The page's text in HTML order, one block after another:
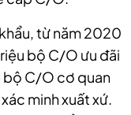
từ năm 2020
bộ C/O ưu đãi
bộ C/O cơ quan
minh xuất xứ.